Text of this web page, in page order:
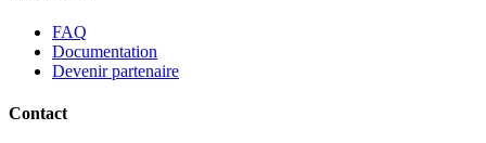
FAQ
Documentation
Devenir partenaire
Contact